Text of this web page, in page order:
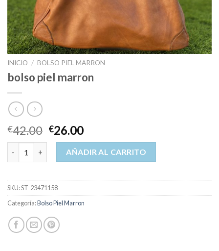
INICIO / BOLSO PIEL MARRON
bolso piel marron
€42.00 €26.00
bolso piel marron cantidadAÑADIR AL CARRITO
SKU:ST-23471158
Categoría:Bolso Piel Marron